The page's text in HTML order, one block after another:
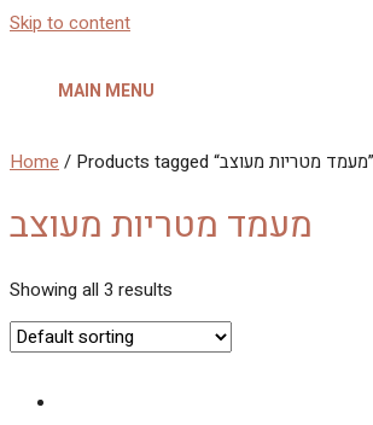
Skip to content
MAIN MENU
Home / Products tagged “מעמד מטריות מעוצב”
מעמד מטריות מעוצב
Showing all 3 results